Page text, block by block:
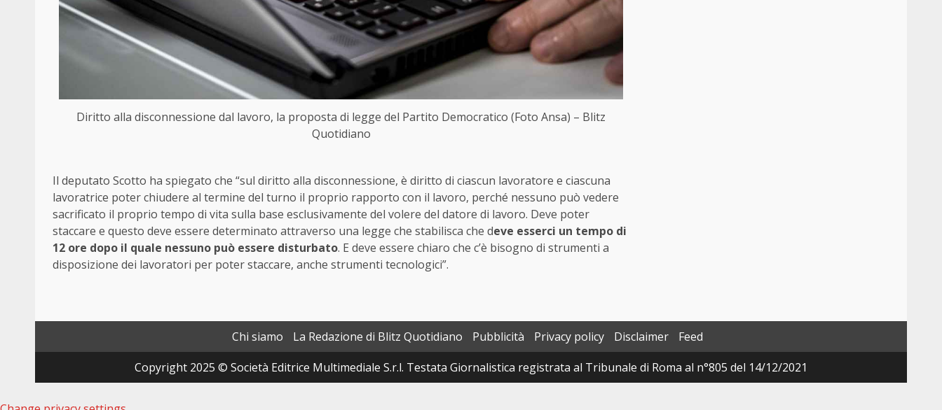
Diritto alla disconnessione dal lavoro, la proposta di legge del Partito Democratico (Foto Ansa) – Blitz
Quotidiano
Il deputato Scotto ha spiegato che “sul diritto alla disconnessione, è diritto di ciascun lavoratore e ciascuna
lavoratrice poter chiudere al termine del turno il proprio rapporto con il lavoro, perché nessuno può vedere
sacrificato il proprio tempo di vita sulla base esclusivamente del volere del datore di lavoro. Deve poter
staccare e questo deve essere determinato attraverso una legge che stabilisca che deve esserci un tempo di
12 ore dopo il quale nessuno può essere disturbato. E deve essere chiaro che c’è bisogno di strumenti a
disposizione dei lavoratori per poter staccare, anche strumenti tecnologici”.
Chi siamo La Redazione di Blitz Quotidiano Pubblicità Privacy policy Disclaimer
Feed
Copyright 2025 © Società Editrice Multimediale S.r.l. Testata Giornalistica registrata al Tribunale di Roma al n°805 del 14/12/2021